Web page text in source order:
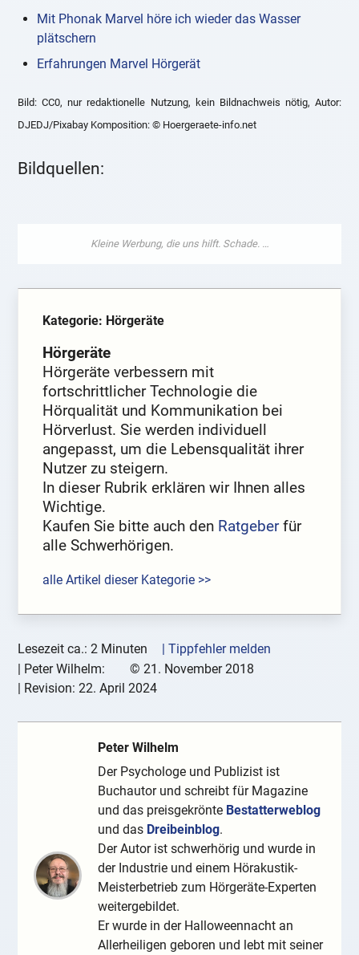
Mit Phonak Marvel höre ich wieder das Wasser
plätschern
Erfahrungen Marvel Hörgerät
Bild: CC0, nur redaktionelle Nutzung, kein Bildnachweis nötig, Autor:
DJEDJ/Pixabay Komposition: © Hoergeraete-info.net
Bildquellen:
Kategorie: Hörgeräte
Hörgeräte
Hörgeräte verbessern mit
fortschrittlicher Technologie die
Hörqualität und Kommunikation bei
Hörverlust. Sie werden individuell
angepasst, um die Lebensqualität ihrer
Nutzer zu steigern.
In dieser Rubrik erklären wir Ihnen alles
Wichtige.
Kaufen Sie bitte auch den Ratgeberfür
alle Schwerhörigen.
alle Artikel dieser Kategorie >>
Lesezeit ca.: 2 Minuten
| Tippfehler melden
| Peter Wilhelm: © 21. November 2018
| Revision:22. April 2024
Peter Wilhelm
Der Psychologe und Publizist ist
Buchautor und schreibt für Magazine
und das preisgekrönte Bestatterweblog
und das Dreibeinblog.
Der Autor ist schwerhörig und wurde in
der Industrie und einem Hörakustik-
Meisterbetrieb zum Hörgeräte-Experten
weitergebildet.
Er wurde in der Halloweennacht an
Allerheiligen geboren und lebt mit seiner